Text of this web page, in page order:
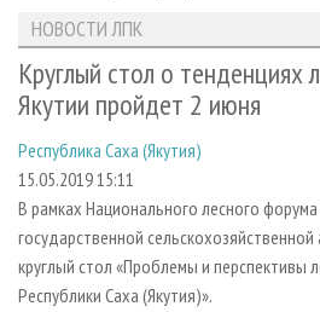
ЛЕСОЗАГОТОВКА
ЛЕСОПИЛЕНИЕ
СУШКА ДРЕВЕСИНЫ
ПРОИЗВОДСТВО ДРЕВЕСНЫХ
ДЕРЕВЯННОЕ ДОМОСТРОЕНИЕ
ПРОИЗВОДСТВО МЕБЕЛИ
НОВОСТИ ЛПК
НОВОСТИ ЖУРНАЛА
ПРОЕКТЫ ЛПИ
АНАЛИТИКА
ПРЕДПРИЯТИЯ ЛПК
ПЕРСОНЫ
МОБИЛЬНЫЕ ВЫСТАВКИ
ОФИЦИАЛЬНЫЕ ДЕЛЕГАЦИИ
ПРИОРИТЕТНЫЕ ИНВЕСТПРОЕКТЫ
АРХИВ ЖУРНАЛОВ
СТАТЬИ
О ЖУРНАЛЕ
ПОДПИСКА
КОНТАКТЫ
РЕКЛАМОДАТЕЛЯМ
РЕКЛАМА
РЕКЛАМА НА САЙТЕ
НОВОСТИ ЛПК
Круглый стол о тенденциях
Якутии пройдет 2 июня
Республика Саха (Якутия)
15.05.2019 15:11
В рамках Национального лесного форума
государственной
круглый стол «Проблемы и перспективы
Республики Саха (Якутия)».